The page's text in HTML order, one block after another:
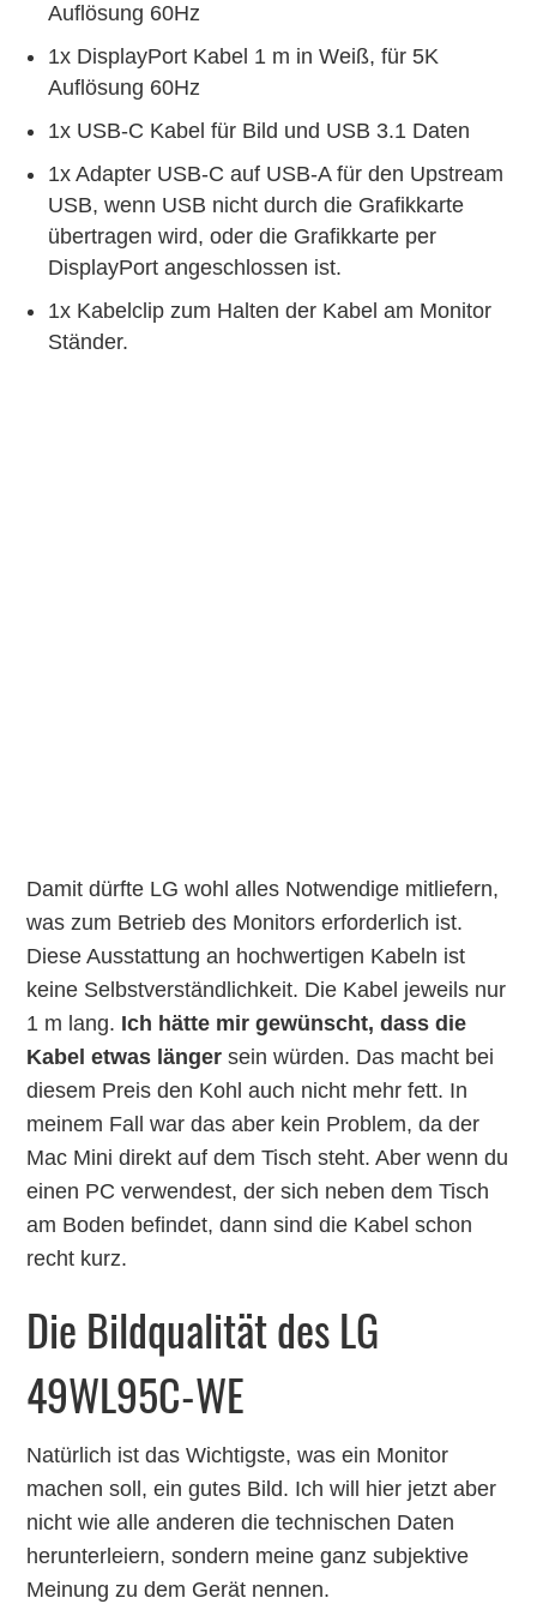
Auflösung 60Hz
1x DisplayPort Kabel 1 m in Weiß, für 5K
Auflösung 60Hz
1x USB-C Kabel für Bild und USB 3.1 Daten
1x Adapter USB-C auf USB-A für den Upstream
USB, wenn USB nicht durch die Grafikkarte
übertragen wird, oder die Grafikkarte per
DisplayPort angeschlossen ist.
1x Kabelclip zum Halten der Kabel am Monitor
Ständer.
Damit dürfte LG wohl alles Notwendige mitliefern,
was zum Betrieb des Monitors erforderlich ist.
Diese Ausstattung an hochwertigen Kabeln ist
keine Selbstverständlichkeit. Die Kabel jeweils nur
1 m lang. Ich hätte mir gewünscht, dass die
Kabel etwas längersein würden. Das macht bei
diesem Preis den Kohl auch nicht mehr fett. In
meinem Fall war das aber kein Problem, da der
Mac Mini direkt auf dem Tisch steht. Aber wenn du
einen PC verwendest, der sich neben dem Tisch
am Boden befindet, dann sind die Kabel schon
recht kurz.
Die Bildqualität des LG
49WL95C-WE
Natürlich ist das Wichtigste, was ein Monitor
machen soll, ein gutes Bild. Ich will hier jetzt aber
nicht wie alle anderen die technischen Daten
herunterleiern, sondern meine ganz subjektive
Meinung zu dem Gerät nennen.